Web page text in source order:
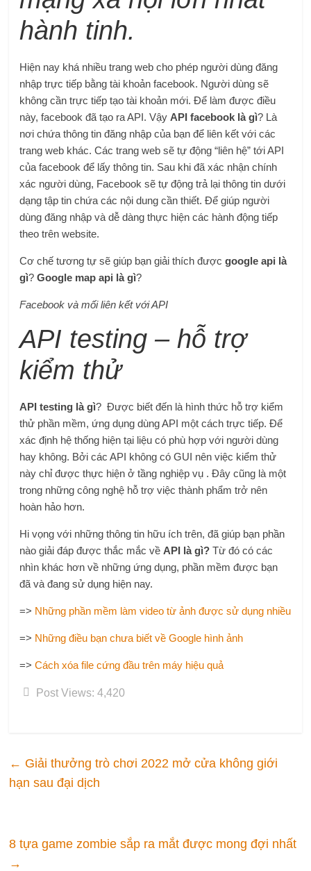
hành tinh.
Hiện nay khá nhiều trang web cho phép người dùng đăng
nhập trực tiếp bằng tài khoản facebook. Người dùng sẽ
không cần trực tiếp tạo tài khoản mới. Để làm được điều
này, facebook đã tạo ra API. Vậy API facebook là gì? Là
nơi chứa thông tin đăng nhập của bạn để liên kết với các
trang web khác. Các trang web sẽ tự động “liên hệ” tới API
của facebook để lấy thông tin. Sau khi đã xác nhận chính
xác người dùng, Facebook sẽ tự động trả lại thông tin dưới
dạng tập tin chứa các nội dung cần thiết. Để giúp người
dùng đăng nhập và dễ dàng thực hiện các hành động tiếp
theo trên website.
Cơ chế tương tự sẽ giúp bạn giải thích đượcgoogle api là
gì?Google map api là gì?
Facebook và mối liên kết với API
API testing – hỗ trợ
kiểm thử
API testing là gì? Được biết đến là hình thức hỗ trợ kiểm
thử phần mềm, ứng dụng dùng API một cách trực tiếp. Để
xác định hệ thống hiện tại liệu có phù hợp với người dùng
hay không. Bởi các API không có GUI nên việc kiểm thử
này chỉ được thực hiện ở tầng nghiệp vụ . Đây cũng là một
trong những công nghệ hỗ trợ việc thành phẩm trở nên
hoàn hảo hơn.
Hi vọng với những thông tin hữu ích trên, đã giúp bạn phần
nào giải đáp được thắc mắc về API là gì?Từ đó có các
nhìn khác hơn về những ứng dụng, phần mềm được bạn
đã và đang sử dụng hiện nay.
=> Những phần mềm làm video từ ảnh được sử dụng nhiều
=> Những điều bạn chưa biết về Google hình ảnh
=>Cách xóa file cứng đầu trên máy hiệu quả
Post Views: 4,420
← Giải thưởng trò chơi 2022 mở cửa không giới
hạn sau đại dịch
8 tựa game zombie sắp ra mắt được mong đợi nhất
→